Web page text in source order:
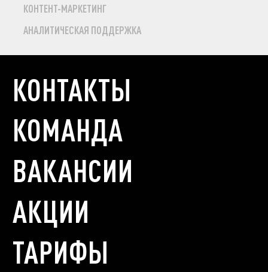
КОНТЕНТ-МАРКЕТИНГ
АНАЛИТИЧЕСКАЯ ПОДДЕРЖКА
КОНТАКТЫ
КОМАНДА
ВАКАНСИИ
АКЦИИ
ТАРИФЫ